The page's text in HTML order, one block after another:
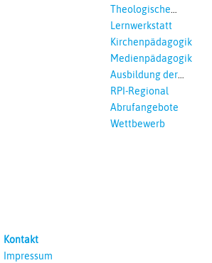
Theologische
Fortbildungen,
Interreligöses Lernen
Lernwerkstatt
Kirchenpädagogik
Medienpädagogik
Ausbildung der
Vikar*innen
RPI-Regional
Abrufangebote
Wettbewerb
Kontakt
Impressum